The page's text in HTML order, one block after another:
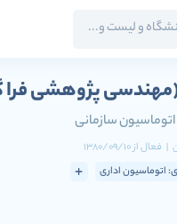
پژوهشی فرا
سازمانی
| فعالاز1380/09/10
اتوماسیون اداری